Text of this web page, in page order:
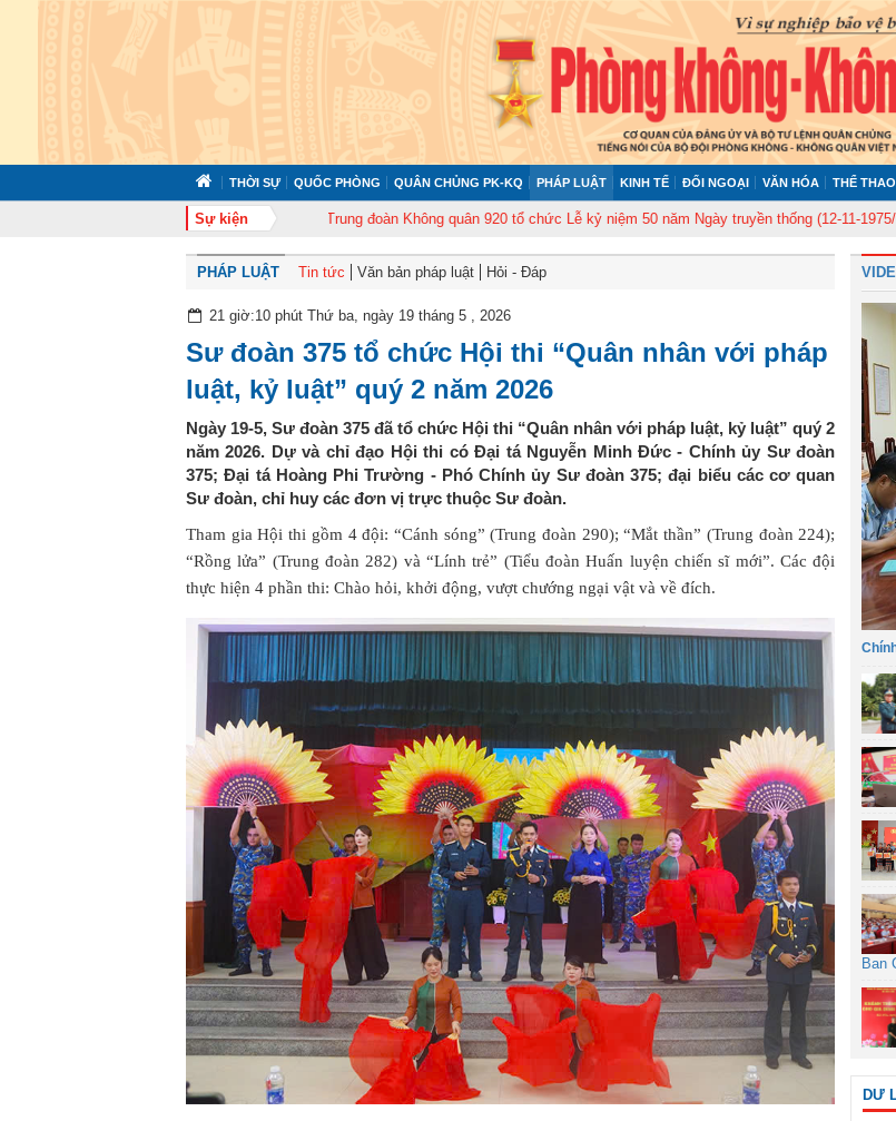
THỜI SỰ QUỐC PHÒNG QUÂN CHỦNG PK-KQ PHÁP LUẬT KINH TẾ ĐỐI NGOẠI VĂN HÓA THỂ THAO
Sự kiện
tổ chức tập huấn cán bộ năm 2026 Trung đoàn Không quân 920 tổ chức Lễ kỷ niệm 50 năm Ngày truyền thống (12-11-1975/12-11-
PHÁP LUẬT Tin tức Văn bản pháp luật Hỏi - Đáp
21 giờ:10 phút Thứ ba, ngày 19 tháng 5 , 2026
Sư đoàn 375 tổ chức Hội thi “Quân nhân với pháp
luật, kỷ luật” quý 2 năm 2026
Ngày 19-5, Sư đoàn 375 đã tổ chức Hội thi “Quân nhân với pháp luật, kỷ luật” quý 2
năm 2026. Dự và chỉ đạo Hội thi có Đại tá Nguyễn Minh Đức - Chính ủy Sư đoàn
375; Đại tá Hoàng Phi Trường - Phó Chính ủy Sư đoàn 375; đại biểu các cơ quan
Sư đoàn, chỉ huy các đơn vị trực thuộc Sư đoàn.
Tham gia Hội thi gồm 4 đội: “Cánh sóng” (Trung đoàn 290); “Mắt thần” (Trung đoàn 224);
“Rồng lửa” (Trung đoàn 282) và “Lính trẻ” (Tiểu đoàn Huấn luyện chiến sĩ mới”. Các đội
thực hiện 4 phần thi: Chào hỏi, khởi động, vượt chướng ngại vật và về đích.
Ban
DƯ